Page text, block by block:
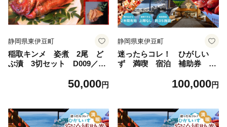
静岡県東伊豆町
稲取キンメ 姿煮 2尾 ど
ぶ漬 3切セット D009／叶
煮付け みそ漬 静岡県 東
50,000円
静岡県東伊豆町
迷ったらコレ！ ひがしい
ず 満喫 宿泊 補助券
100,000円